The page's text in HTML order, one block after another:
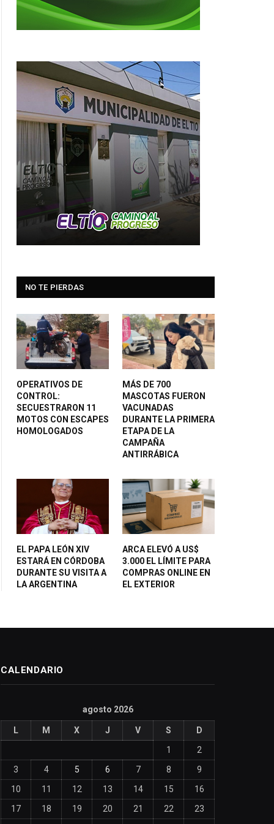
NO TE PIERDAS
OPERATIVOS DE
CONTROL:
SECUESTRARON 11
MOTOS CON ESCAPES
HOMOLOGADOS
MÁS DE 700
MASCOTAS FUERON
VACUNADAS
DURANTE LA PRIMERA
ETAPA DE LA
CAMPAÑA
ANTIRRÁBICA
EL PAPA LEÓN XIV
ESTARÁ EN CÓRDOBA
DURANTE SU VISITA A
LA ARGENTINA
ARCA ELEVÓ A US$
3.000 EL LÍMITE PARA
COMPRAS ONLINE EN
EL EXTERIOR
CALENDARIO
agosto 2026
L M X J V S
D
1
2
3
4 5 6 7 8
9
10
11 12 13 14 15
16
17
18 19 20 21 22
23